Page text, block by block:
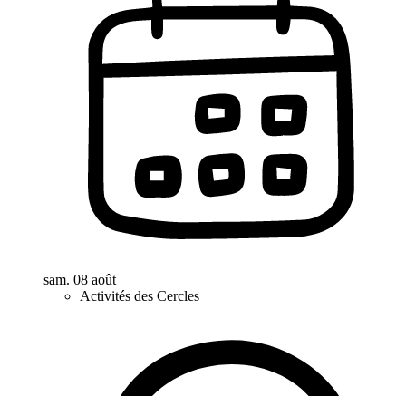
sam. 08 août
Activités des Cercles